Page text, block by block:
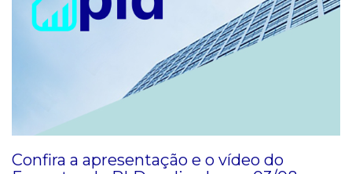
Confira a apresentação e o vídeo do